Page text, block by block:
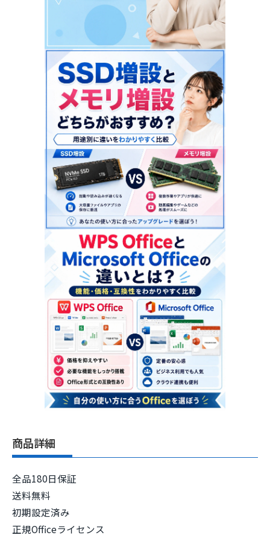
商品詳細
全品180日保証
送料無料
初期設定済み
正規Officeライセンス